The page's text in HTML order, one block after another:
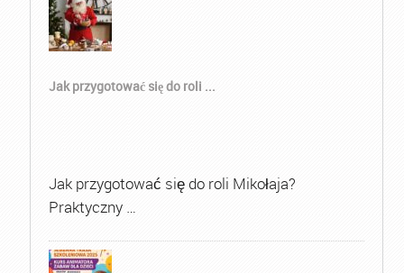
Jak przygotować się do roli ...
Jak przygotować się do roli Mikołaja?
Praktyczny …